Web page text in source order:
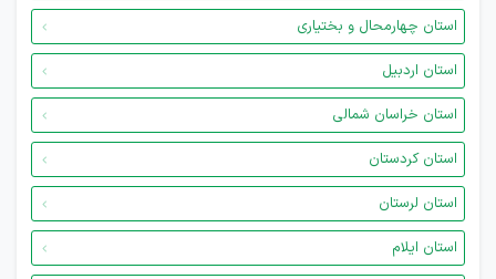
استان چهارمحال و بختیاری
استان اردبیل
استان خراسان شمالی
استان کردستان
استان لرستان
استان ایلام